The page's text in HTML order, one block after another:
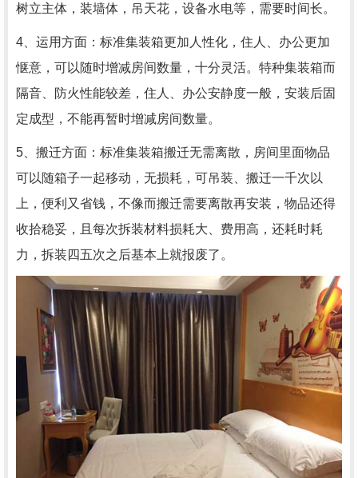
树立主体，装墙体，吊天花，设备水电等，需要时间长。
4、运用方面：标准集装箱更加人性化，住人、办公更加
惬意，可以随时增减房间数量，十分灵活。特种集装箱而
隔音、防火性能较差，住人、办公安静度一般，安装后固
定成型，不能再暂时增减房间数量。
5、搬迁方面：标准集装箱搬迁无需离散，房间里面物品
可以随箱子一起移动，无损耗，可吊装、搬迁一千次以
上，便利又省钱，不像而搬迁需要离散再安装，物品还得
收拾稳妥，且每次拆装材料损耗大、费用高，还耗时耗
力，拆装四五次之后基本上就报废了。